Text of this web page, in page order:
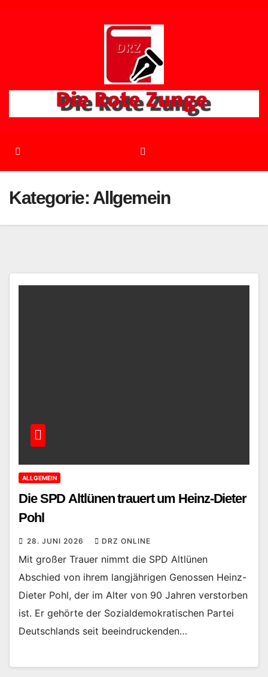
Kategorie: Allgemein
ALLGEMEIN
Die SPD Altlünen trauert um Heinz-Dieter
Pohl
28. JUNI 2026 DRZ ONLINE
Mit großer Trauer nimmt die SPD Altlünen
Abschied von ihrem langjährigen Genossen Heinz-
Dieter Pohl, der im Alter von 90 Jahren verstorben
ist. Er gehörte der Sozialdemokratischen Partei
Deutschlands seit beeindruckenden…